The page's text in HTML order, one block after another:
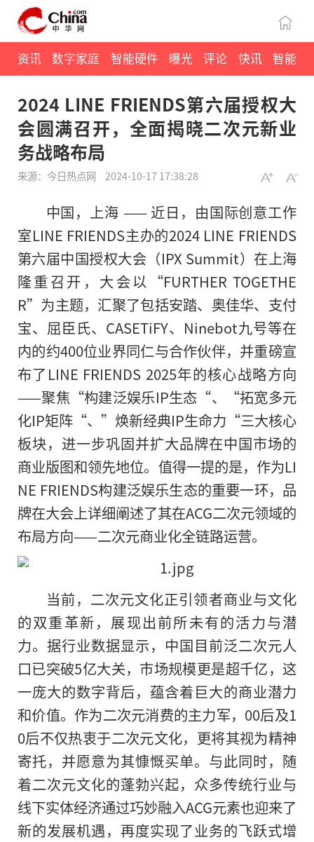
资讯 数字家庭 智能硬件 曝光 评论 快讯 智能
2024 LINE FRIENDS第六届授权大
会圆满召开，全面揭晓二次元新业
务战略布局
来源：今日热点网 2024-10-17 17:38:28
中国，上海 —— 近日，由国际创意工作
室LINE FRIENDS主办的2024 LINE FRIENDS
第六届中国授权大会（IPX Summit）在上海
隆重召开，大会以“FURTHER TOGETHE
R”为主题，汇聚了包括安踏、奥佳华、支付
宝、屈臣氏、CASETiFY、Ninebot九号等在
内的约400位业界同仁与合作伙伴，并重磅宣
布了LINE FRIENDS 2025年的核心战略方向
——聚焦“构建泛娱乐IP生态“、“拓宽多元
化IP矩阵“、”焕新经典IP生命力“三大核心
板块，进一步巩固并扩大品牌在中国市场的
商业版图和领先地位。值得一提的是，作为LI
NE FRIENDS构建泛娱乐生态的重要一环，品
牌在大会上详细阐述了其在ACG二次元领域的
布局方向——二次元商业化全链路运营。
当前，二次元文化正引领者商业与文化
的双重革新，展现出前所未有的活力与潜
力。据行业数据显示，中国目前泛二次元人
口已突破5亿大关，市场规模更是超千亿，这
一庞大的数字背后，蕴含着巨大的商业潜力
和价值。作为二次元消费的主力军，00后及1
0后不仅热衷于二次元文化，更将其视为精神
寄托，并愿意为其慷慨买单。与此同时，随
着二次元文化的蓬勃兴起，众多传统行业与
线下实体经济通过巧妙融入ACG元素也迎来了
新的发展机遇，再度实现了业务的飞跃式增